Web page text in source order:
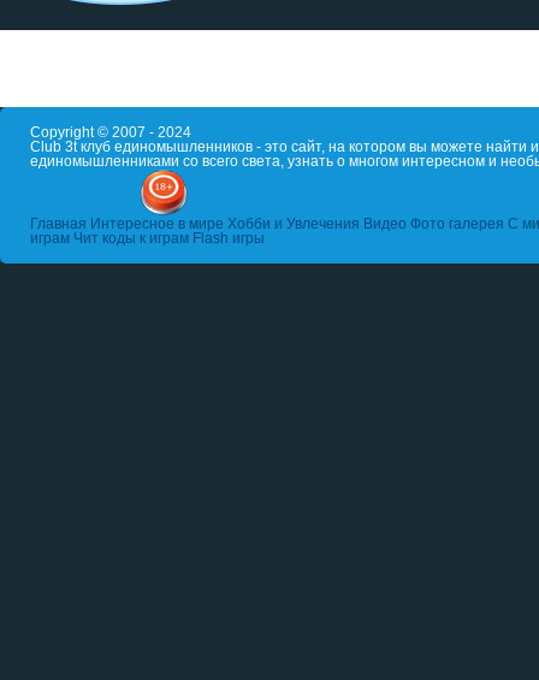
Copyright © 2007 - 2024
Club 3t клуб единомышленников - это сайт, на котором вы можете
единомышленниками со всего света, узнать о многом интересном и
Главная Интересное в мире Хобби и Увлечения Видео Фото галерея С
играм Чит коды к играм Flash игры